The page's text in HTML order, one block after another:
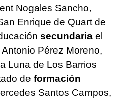
Nogales Sancho,
Enrique de Quart de
secundaria el
Pérez Moreno,
Luna de Los Barrios
de formación
Santos Campos,